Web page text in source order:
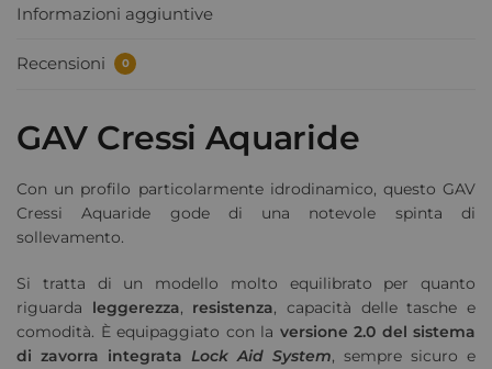
Informazioni aggiuntive
Recensioni 0
GAV Cressi Aquaride
Con un profilo particolarmente idrodinamico, questo GAV
Cressi Aquaride gode di una notevole spinta di
sollevamento.
Si tratta di un modello molto equilibrato per quanto
riguarda leggerezza, resistenza, capacità delle tasche e
comodità. È equipaggiato con la versione 2.0 del sistema
di zavorra integrata Lock Aid System, sempre sicuro e